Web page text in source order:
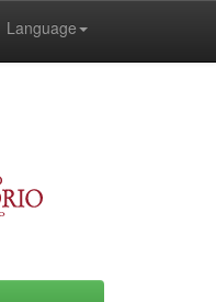
Language